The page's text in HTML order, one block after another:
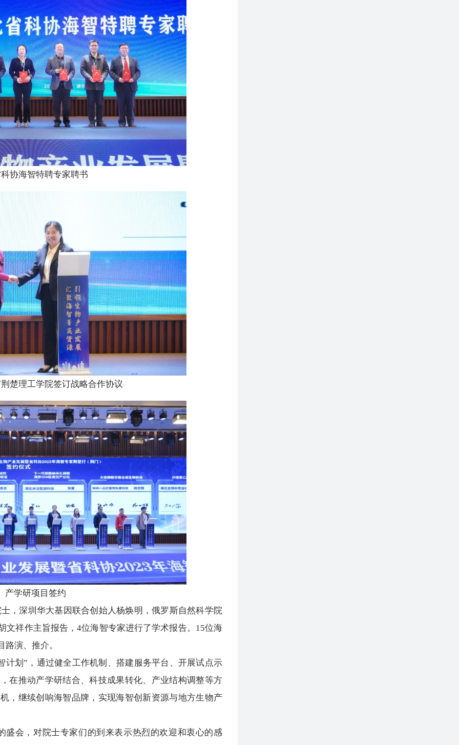
协海智特聘专家聘书
楚理工学院签订战略合作协议
产学研项目签约
深圳华大基因联合创始人杨焕明，俄罗斯自然科学院
文祥作主旨报告，4位海智专家进行了学术报告。15位海
演、推介。
”，通过健全工作机制、搭建服务平台、开展试点示
在推动产学研结合、科技成果转化、产业结构调整等方
，继续创响海智品牌，实现海智创新资源与地方生物产
，对院士专家们的到来表示热烈的欢迎和衷心的感